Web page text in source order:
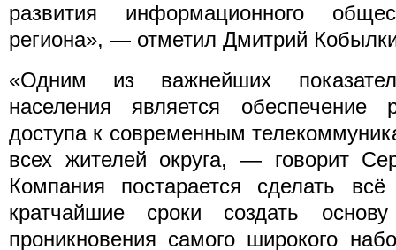
развития информационного
региона», — отметил Дмитрий
«Одним из важнейших
населения является обеспечение
доступа к современным
всех жителей округа, — говорит
Компания постарается сделать
кратчайшие сроки создать
проникновения самого широкого